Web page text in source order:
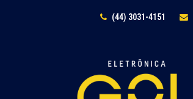
(44) 3031-4151